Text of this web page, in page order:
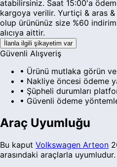
atabilirsiniz. Saat 15:00'a
kargoya verilir. Yurtiçi & aras
olup ürününüz size %60
alıcıya aittir.
İlanla ilgili şikayetim var
Güvenli Alışveriş
• Ürünü mutlaka görün
• Nakliye öncesi ödeme
• Şüpheli durumları
• Güvenli ödeme
Araç Uyumluğu
Bu kaput Volkswagen Arteon
arasındaki araçlarla uyumludur.